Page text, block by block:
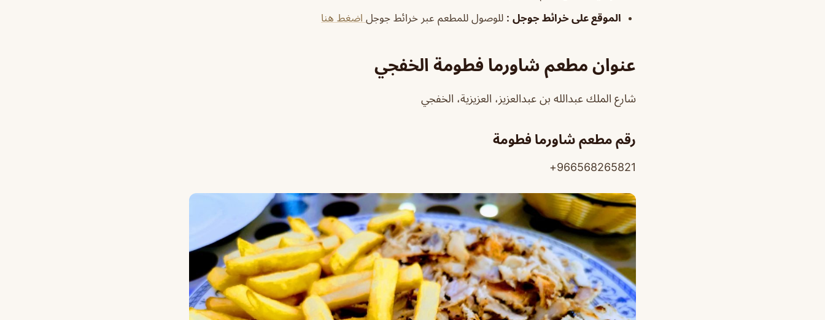
الموقع على خرائط جوجل : للوصول للمطعم عبر خرائط جوجل اضغط هنا
عنوان مطعم شاورما فطومة الخفجي
شارع الملك عبدالله بن عبدالعزيز، العزيزية، الخفجي
رقم مطعم شاورما فطومة
966568265821+